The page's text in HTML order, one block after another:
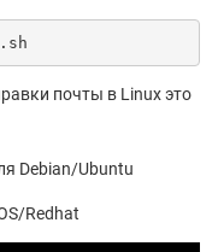
почты в Linux это
Debian/Ubuntu
Redhat